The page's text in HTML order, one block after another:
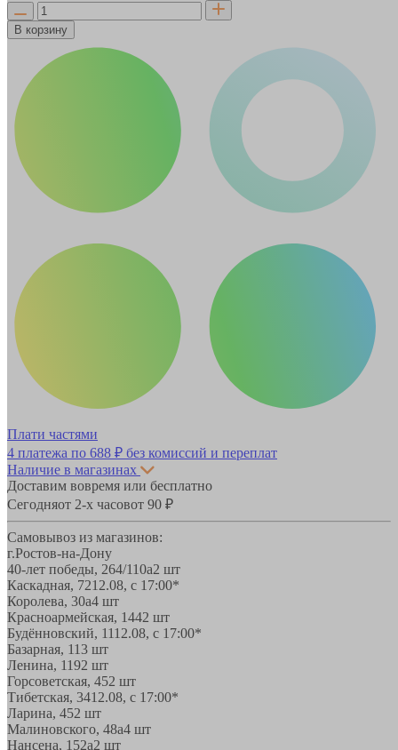
В корзину
Плати частями
4 платежа по 688 ₽ без комиссий и переплат
Наличие в магазинах
Доставим вовремя или бесплатно
Сегодняот 2-х часовот 90 ₽
Самовывоз из магазинов:
г.Ростов-на-Дону
40-лет победы, 264/110а2 шт
Каскадная, 7212.08, с 17:00*
Королева, 30а4 шт
Красноармейская, 1442 шт
Будённовский, 1112.08, с 17:00*
Базарная, 113 шт
Ленина, 1192 шт
Горсоветская, 452 шт
Тибетская, 3412.08, с 17:00*
Ларина, 452 шт
Малиновского, 48а4 шт
Нансена, 152а2 шт